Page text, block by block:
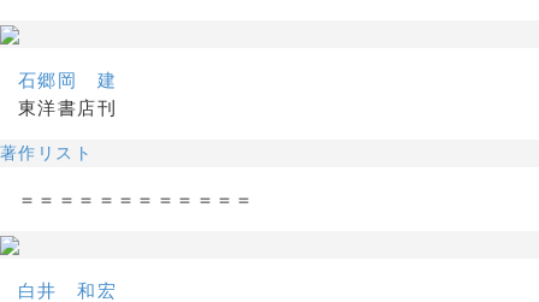
石郷岡 建
東洋書店刊
著作リスト
＝＝＝＝＝＝＝＝＝＝＝＝
白井 和宏